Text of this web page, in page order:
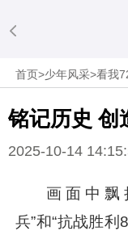
首页>少年风采>看我
铭记历史 创
2025-10-14
画面中飘
兵”和“抗战胜